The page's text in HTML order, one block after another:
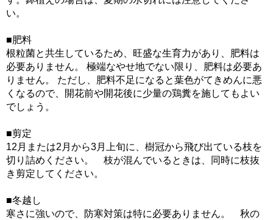
い。
■肥料
根粒菌と共生しているため、旺盛な生育力があり、肥料は
必要ありません。 極端なやせ地でない限り、肥料は必要あ
りません。 ただし、肥料不足になると葉色がてきめんに悪
くなるので、開花前や開花後に少量の鶏糞を施してもよい
でしょう。
■剪定
12月または2月から3月上旬に、樹冠から飛び出ている枝を
切り詰めください。 枝が混んでいるときは、同時に枝抜
き剪定してください。
■冬越し
寒さに強いので、防寒対策は特に必要ありません。 秋の